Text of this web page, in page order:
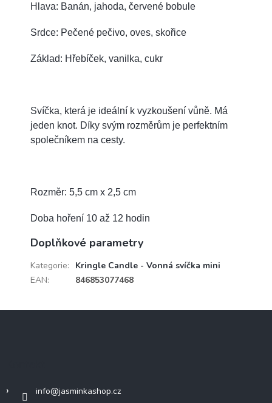
Hlava: Banán, jahoda, červené bobule
Srdce: Pečené pečivo, oves, skořice
Základ: Hřebíček, vanilka, cukr
Svíčka, která je ideální k vyzkoušení vůně. Má
jeden knot. Díky svým rozměrům je perfektním
společníkem na cesty.
Rozměr: 5,5 cm x 2,5 cm
Doba hoření 10 až 12 hodin
Doplňkové parametry
Kategorie:
Kringle Candle - Vonná svíčka mini
EAN: 846853077468
info@jasminkashop.cz